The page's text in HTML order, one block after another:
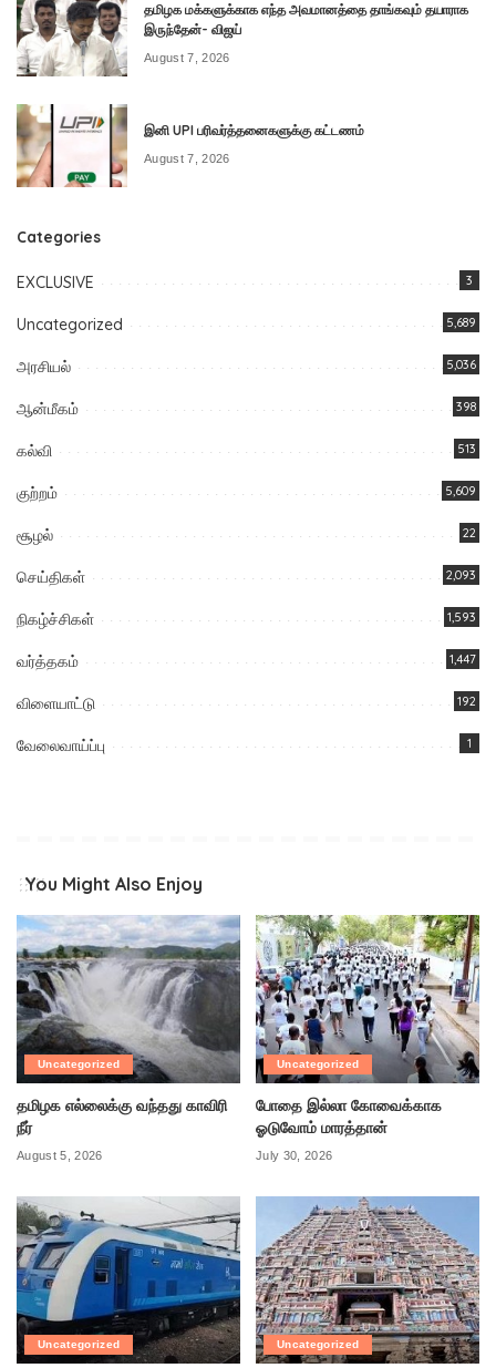
தமிழக மக்களுக்காக எந்த அவமானத்தை தாங்கவும் தயாராக
இருந்தேன்- விஜய்
August 7, 2026
இனி UPI பரிவர்த்தனைகளுக்கு கட்டணம்
August 7, 2026
Categories
EXCLUSIVE 3
Uncategorized 5,689
அரசியல் 5,036
ஆன்மீகம் 398
கல்வி 513
குற்றம் 5,609
சூழல் 22
செய்திகள் 2,093
நிகழ்ச்சிகள் 1,593
வர்த்தகம் 1,447
விளையாட்டு 192
வேலைவாய்ப்பு 1
You Might Also Enjoy
Uncategorized
தமிழக எல்லைக்கு வந்தது காவிரி
நீர்
August 5, 2026
Uncategorized
போதை இல்லா கோவைக்காக
ஓடுவோம் மாரத்தான்
July 30, 2026
Uncategorized Uncategorized